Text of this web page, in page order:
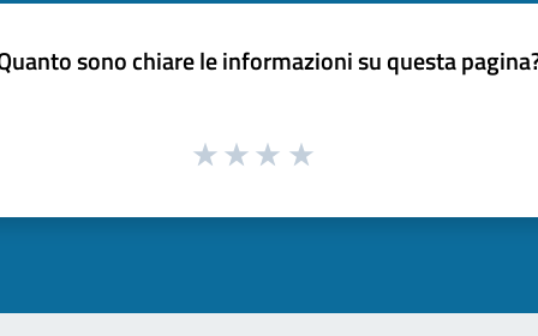
sono chiare le informazioni su questa